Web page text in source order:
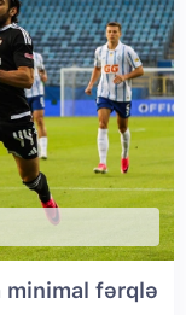
minimal fərqlə